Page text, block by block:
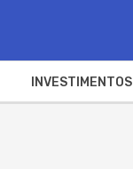
INVESTIMENTOS